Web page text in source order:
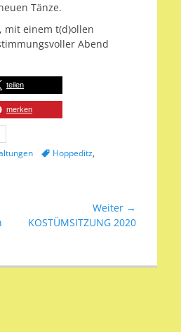
Tänze.
mit einem t(d)ollen
Abend
teilen
merken
Schlagworte
Hoppeditz,
Weiter →
Nächster
KOSTÜMSITZUNG 2020